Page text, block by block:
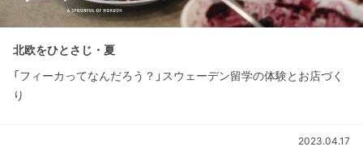
北欧をひとさじ・夏
「フィーカってなんだろう？」スウェーデン留学の体験とお店づく
り
2023.04.17